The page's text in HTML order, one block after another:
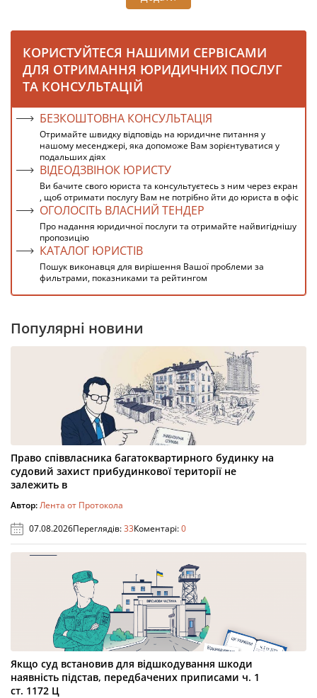
КОРИСТУЙТЕСЯ НАШИМИ СЕРВІСАМИ
ДЛЯ ОТРИМАННЯ ЮРИДИЧНИХ ПОСЛУГ
ТА КОНСУЛЬТАЦІЙ
БЕЗКОШТОВНА КОНСУЛЬТАЦІЯ
Отримайте швидку відповідь на юридичне питання у
нашому месенджері, яка допоможе Вам зорієнтуватися у
подальших діях
ВІДЕОДЗВІНОК ЮРИСТУ
Ви бачите свого юриста та консультуєтесь з ним через екран
, щоб отримати послугу Вам не потрібно йти до юриста в офіс
ОГОЛОСІТЬ ВЛАСНИЙ ТЕНДЕР
Про надання юридичної послуги та отримайте найвигіднішу
пропозицію
КАТАЛОГ ЮРИСТІВ
Пошук виконавця для вирішення Вашої проблеми за
фильтрами, показниками та рейтингом
Популярні новини
Право співвласника багатоквартирного будинку на
судовий захист прибудинкової території не
залежить в
Автор:Лента от Протокола
07.08.2026Переглядів:33Коментарі:0
Якщо суд встановив для відшкодування шкоди
наявність підстав, передбачених приписами ч. 1
ст. 1172 Ц